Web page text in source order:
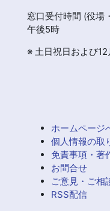
窓口受付時間 (役場
午後5時
※ 土日祝日および
ホームページ
個人情報の取
免責事項・著
お問合せ
ご意見・ご相
RSS配信